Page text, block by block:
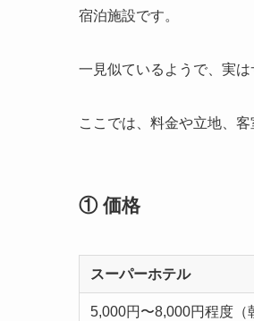
宿泊施設です。
一見似ているようで、実
ここでは、料金や立地、
① 価格
スーパーホテル
5,000円〜8,000円程度（